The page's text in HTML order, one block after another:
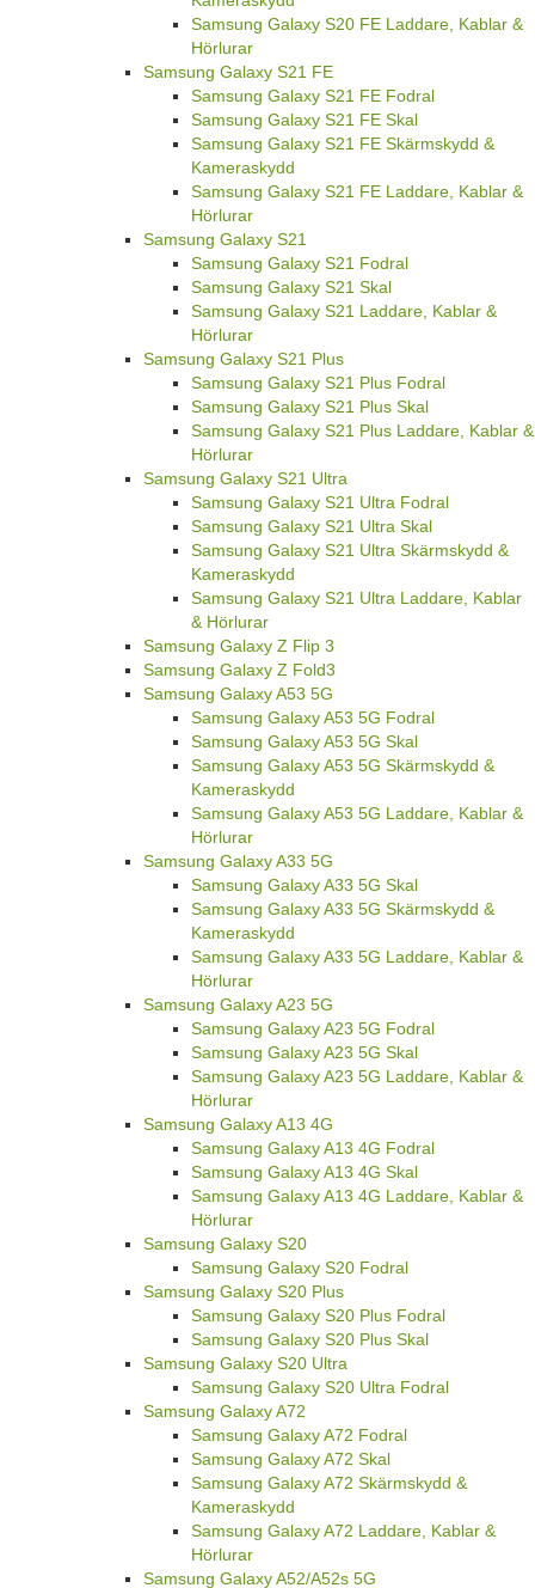
Samsung Galaxy S20 FE Laddare, Kablar &
Hörlurar
Samsung Galaxy S21 FE
Samsung Galaxy S21 FE Fodral
Samsung Galaxy S21 FE Skal
Samsung Galaxy S21 FE Skärmskydd &
Kameraskydd
Samsung Galaxy S21 FE Laddare, Kablar &
Hörlurar
Samsung Galaxy S21
Samsung Galaxy S21 Fodral
Samsung Galaxy S21 Skal
Samsung Galaxy S21 Laddare, Kablar &
Hörlurar
Samsung Galaxy S21 Plus
Samsung Galaxy S21 Plus Fodral
Samsung Galaxy S21 Plus Skal
Samsung Galaxy S21 Plus Laddare, Kablar &
Hörlurar
Samsung Galaxy S21 Ultra
Samsung Galaxy S21 Ultra Fodral
Samsung Galaxy S21 Ultra Skal
Samsung Galaxy S21 Ultra Skärmskydd &
Kameraskydd
Samsung Galaxy S21 Ultra Laddare, Kablar
& Hörlurar
Samsung Galaxy Z Flip 3
Samsung Galaxy Z Fold3
Samsung Galaxy A53 5G
Samsung Galaxy A53 5G Fodral
Samsung Galaxy A53 5G Skal
Samsung Galaxy A53 5G Skärmskydd &
Kameraskydd
Samsung Galaxy A53 5G Laddare, Kablar &
Hörlurar
Samsung Galaxy A33 5G
Samsung Galaxy A33 5G Skal
Samsung Galaxy A33 5G Skärmskydd &
Kameraskydd
Samsung Galaxy A33 5G Laddare, Kablar &
Hörlurar
Samsung Galaxy A23 5G
Samsung Galaxy A23 5G Fodral
Samsung Galaxy A23 5G Skal
Samsung Galaxy A23 5G Laddare, Kablar &
Hörlurar
Samsung Galaxy A13 4G
Samsung Galaxy A13 4G Fodral
Samsung Galaxy A13 4G Skal
Samsung Galaxy A13 4G Laddare, Kablar &
Hörlurar
Samsung Galaxy S20
Samsung Galaxy S20 Fodral
Samsung Galaxy S20 Plus
Samsung Galaxy S20 Plus Fodral
Samsung Galaxy S20 Plus Skal
Samsung Galaxy S20 Ultra
Samsung Galaxy S20 Ultra Fodral
Samsung Galaxy A72
Samsung Galaxy A72 Fodral
Samsung Galaxy A72 Skal
Samsung Galaxy A72 Skärmskydd &
Kameraskydd
Samsung Galaxy A72 Laddare, Kablar &
Hörlurar
Samsung Galaxy A52/A52s 5G